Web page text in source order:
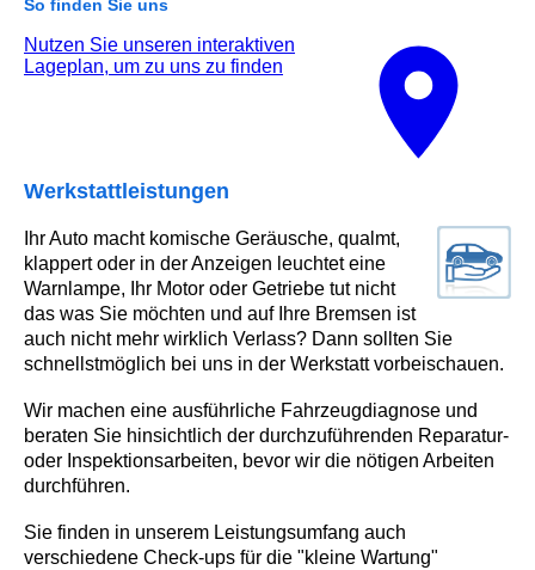
So finden Sie uns
Nutzen Sie unseren interaktiven
La­ge­plan, um zu uns zu finden
Werkstattleistungen
Ihr Auto macht komische Geräusche, qualmt,
klappert oder in der Anzeigen leuchtet eine
Warnlampe, Ihr Motor oder Getriebe tut nicht
das was Sie möchten und auf Ihre Bremsen ist
auch nicht mehr wirklich Verlass? Dann sollten Sie
schnellstmöglich bei uns in der Werkstatt vorbeischauen.
Wir machen eine ausführliche Fahrzeugdiagnose und
beraten Sie hinsichtlich der durchzuführenden Reparatur-
oder Inspektionsarbeiten, bevor wir die nötigen Arbeiten
durchführen.
Sie finden in unserem Leistungsumfang auch
verschiedene Check-ups für die "kleine Wartung"